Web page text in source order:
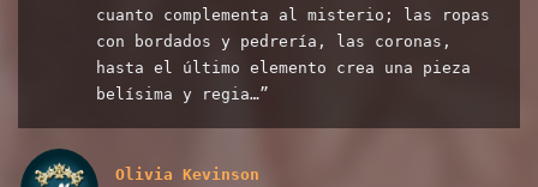
cuanto complementa al misterio; las ropas
con bordados y pedrería, las coronas,
hasta el último elemento crea una pieza
belísima y regia…”
Olivia Kevinson